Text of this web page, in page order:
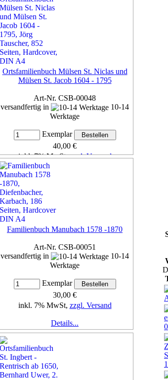
Ortsfamilienbuch Mülsen St. Niclas und
Mülsen St. Jacob 1604 - 1795
Art-Nr. CSB-00048
versandfertig in
10-14
Werktage
Exemplar
40,00 €
inkl. 7% MwSt,zzgl. Versand
Familienbuch Manubach 1578 -1870
Art-Nr. CSB-00051
versandfertig in
10-14
Werktage
Exemplar
30,00 €
inkl. 7% MwSt, zzgl. Versand
Details...